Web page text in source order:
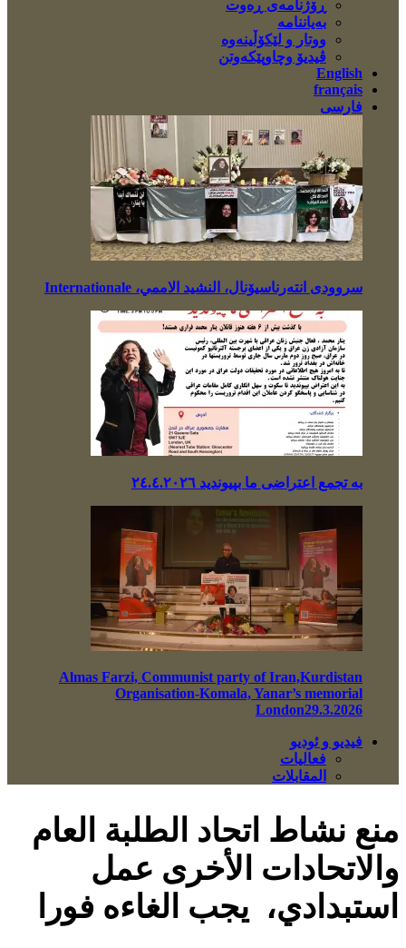
ڕۆژنامەی ڕەوت
بەیاننامە
ووتار و لێکۆڵینەوە
ڤیدیۆ وچاوپێکەوتن
English
français
فارسی
سروودی انتەرناسیۆنال، النشيد الاممي، Internationale
بە تجمع اعتراضی ما بپیوندید ٢٤.٤.٢٠٢٦
Almas Farzi, Communist party of Iran,Kurdistan
Organisation-Komala, Yanar’s memorial
London29.3.2026
فيديو و ئوديو
فعاليات
المقابلات
منع نشاط اتحاد الطلبة العام
والاتحادات الأخرى عمل
استبدادي، يجب الغاءه فورا